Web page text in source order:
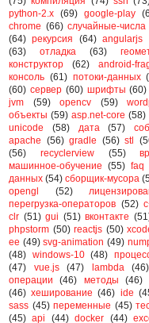
python-2.x (69) google-play
chrome (66) случайные-числа
(64) рекурсия (64) angularjs
(63)
отладка (63)
конструктор
(62) android-
консоль (61) потоки-данных
(60) сервер (60) шрифты (60)
jvm
(59) opencv (59)
объекты (59) asp.net-core (58)
unicode
(58) дата (57)
apache (56) gradle (56) stl
(56)
recyclerview (55)
машинное-обучение (55) faq
данных (54) сборщик-мусора
opengl
(52)
перегрузка-операторов (52)
clr (51) gui (51) вконтакте
phpstorm (50) reactjs (50)
ee (49) svg-animation (49)
(48) windows-10 (48)
(47)
vue.js (47) lambda (46)
операции
(46) методы (46)
(46) хеширование (46) ide
sass (45) переменные (45)
(45) api (44) docker (44)